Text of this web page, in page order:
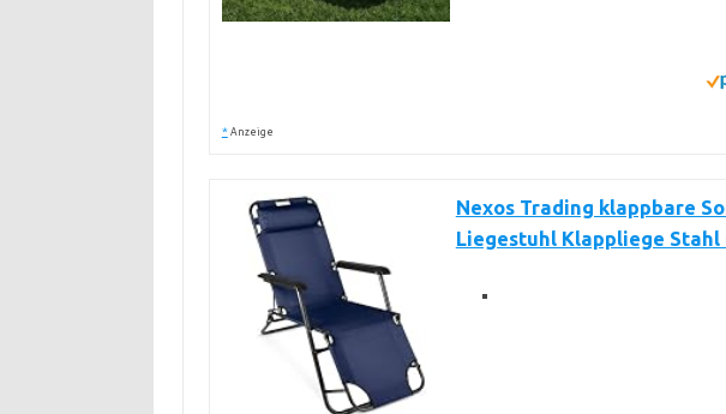
* Anzeige
Nexos Trading klappbare
Liegestuhl Klappliege Stahl